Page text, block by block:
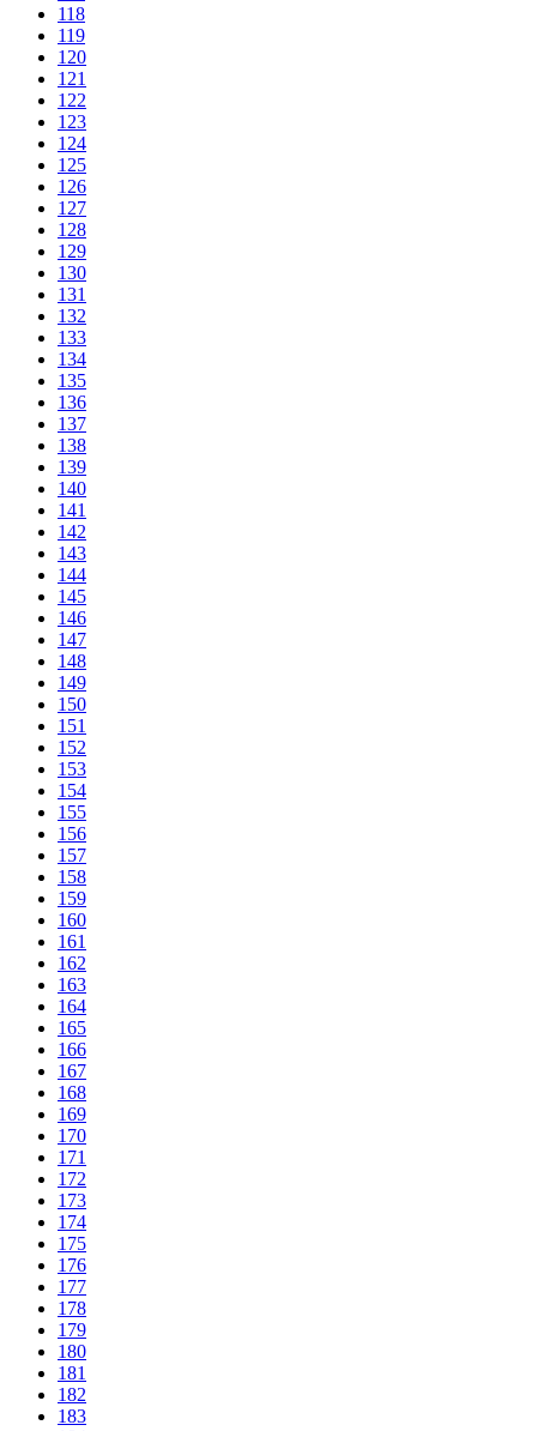
118
119
120
121
122
123
124
125
126
127
128
129
130
131
132
133
134
135
136
137
138
139
140
141
142
143
144
145
146
147
148
149
150
151
152
153
154
155
156
157
158
159
160
161
162
163
164
165
166
167
168
169
170
171
172
173
174
175
176
177
178
179
180
181
182
183